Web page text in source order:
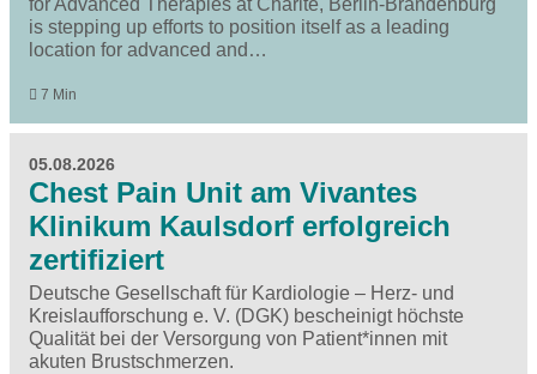
for Advanced Therapies at Charité, Berlin-Brandenburg
is stepping up efforts to position itself as a leading
location for advanced and…
7 Min
05.08.2026
Chest Pain Unit am Vivantes
Klinikum Kaulsdorf erfolgreich
zertifiziert
Deutsche Gesellschaft für Kardiologie – Herz- und
Kreislaufforschung e. V. (DGK) bescheinigt höchste
Qualität bei der Versorgung von Patient*innen mit
akuten Brustschmerzen.